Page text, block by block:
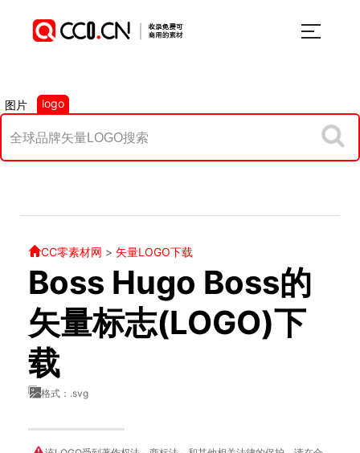
图片 logo
CC零素材网 > 矢量LOGO下载
Boss Hugo Boss的
矢量标志(LOGO)下
载
格式：.svg